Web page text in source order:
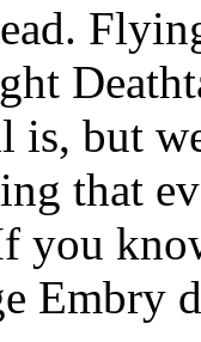
is, but
that
you
Embry